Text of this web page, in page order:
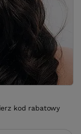
kod rabatowy